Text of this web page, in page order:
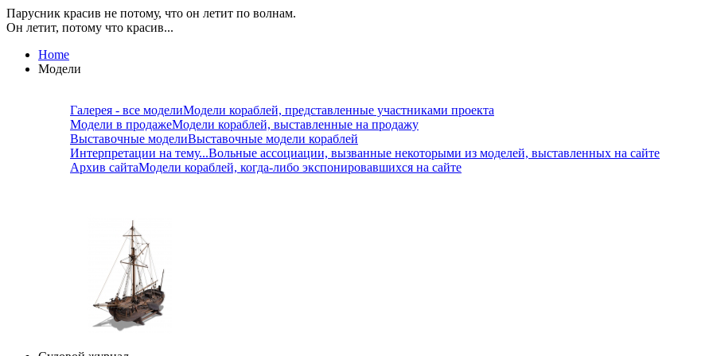
Парусник красив не потому, что он летит по волнам.
Он летит, потому что красив...
Home
Модели
Галерея - все моделиМодели кораблей, представленные участниками проекта
Модели в продажеМодели кораблей, выставленные на продажу
Выставочные моделиВыставочные модели кораблей
Интерпретации на тему...Вольные ассоциации, вызванные некоторыми из моделей, выставленных на сайте
Архив сайтаМодели кораблей, когда-либо экспонировавшихся на сайте